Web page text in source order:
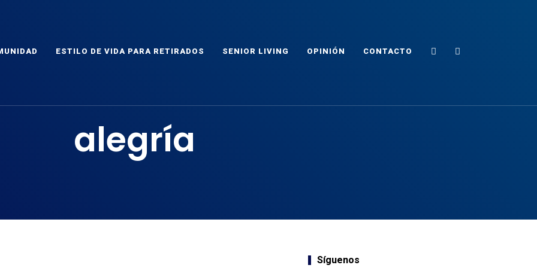
ESTILO DE VIDA PARA RETIRADOS SENIOR LIVING OPINIÓN CONTACTO SearchSidebar
alegría
Síguenos